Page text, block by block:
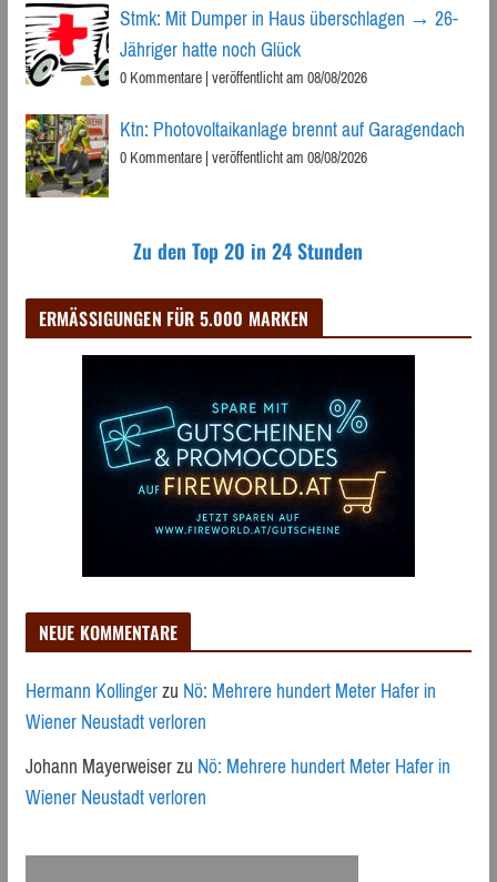
Stmk: Mit Dumper in Haus überschlagen → 26-
Jähriger hatte noch Glück
0 Kommentare|veröffentlicht am 08/08/2026
Ktn: Photovoltaikanlage brennt auf Garagendach
0 Kommentare|veröffentlicht am 08/08/2026
Zu den Top 20 in 24 Stunden
ERMÄSSIGUNGEN FÜR 5.000 MARKEN
NEUE KOMMENTARE
Hermann KollingerzuNö: Mehrere hundert Meter Hafer in
Wiener Neustadt verloren
Johann MayerweiserzuNö: Mehrere hundert Meter Hafer in
Wiener Neustadt verloren